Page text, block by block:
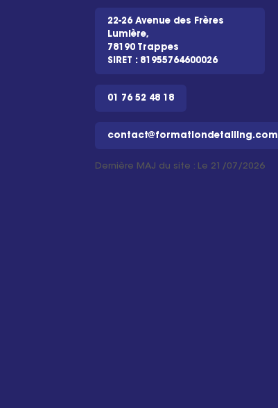
22-26 Avenue des Frères
Lumière,
78190 Trappes
SIRET : 81955764600026
01 76 52 48 18
contact@formationdetailing.com
Dernière MAJ du site : Le 21/07/2026